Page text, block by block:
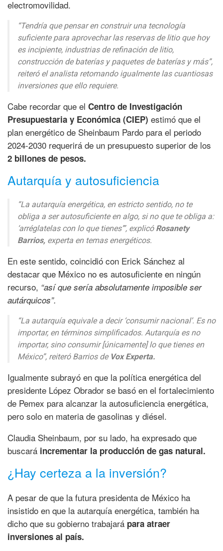
electromovilidad.
“Tendría que pensar en construir una tecnología
suficiente para aprovechar las reservas de litio que hoy
es incipiente, industrias de refinación de litio,
construcción de baterías y paquetes de baterías y más”,
reiteró el analista retomando igualmente las cuantiosas
inversiones que ello requiere.
Cabe recordar que el Centro de Investigación
Presupuestaria y Económica (CIEP) estimó que el
plan energético de Sheinbaum Pardo para el periodo
2024-2030 requerirá de un presupuesto superior de los
2 billones de pesos.
Autarquía y autosuficiencia
“La autarquía energética, en estricto sentido, no te
obliga a ser autosuficiente en algo, si no que te obliga a:
‘arréglatelas con lo que tienes’”, explicó Rosanety
Barrios, experta en temas energéticos.
En este sentido, coincidió con Erick Sánchez al
destacar que México no es autosuficiente en ningún
recurso, “así que sería absolutamente imposible ser
autárquicos”.
“La autarquía equivale a decir ‘consumir nacional’. Es no
importar, en términos simplificados. Autarquía es no
importar, sino consumir [únicamente] lo que tienes en
México”, reiteró Barrios de Vox Experta.
Igualmente subrayó en que la política energética del
presidente López Obrador se basó en el fortalecimiento
de Pemex para alcanzar la autosuficiencia energética,
pero solo en materia de gasolinas y diésel.
Claudia Sheinbaum, por su lado, ha expresado que
buscará incrementar la producción de gas natural.
¿Hay certeza a la inversión?
A pesar de que la futura presidenta de México ha
insistido en que la autarquía energética, también ha
dicho que su gobierno trabajará para atraer
inversiones al país.